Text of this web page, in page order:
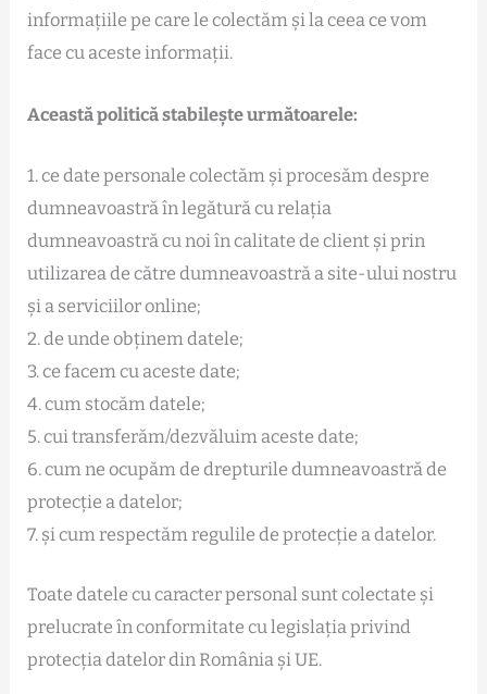
informațiile pe care le colectăm și la ceea ce vom
face cu aceste informații.
Această politică stabilește următoarele:
1. ce date personale colectăm și procesăm despre
dumneavoastră în legătură cu relația
dumneavoastră cu noi în calitate de client și prin
utilizarea de către dumneavoastră a site-ului nostru
și a serviciilor online;
2. de unde obținem datele;
3. ce facem cu aceste date;
4. cum stocăm datele;
5. cui transferăm/dezvăluim aceste date;
6. cum ne ocupăm de drepturile dumneavoastră de
protecție a datelor;
7. și cum respectăm regulile de protecție a datelor.
Toate datele cu caracter personal sunt colectate și
prelucrate în conformitate cu legislația privind
protecția datelor din România și UE.